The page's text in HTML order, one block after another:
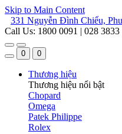
Skip to Main Content
331 Nguyễn Đình Chiểu,
Call Us: 1800 0091 | 028 3833
0 0
Thương hiệu
Thương hiệu nổi bật
Chopard
Omega
Patek Philippe
Rolex